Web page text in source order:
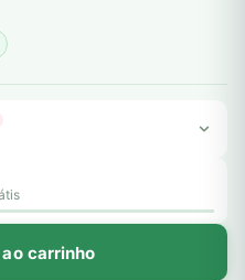
carrinho